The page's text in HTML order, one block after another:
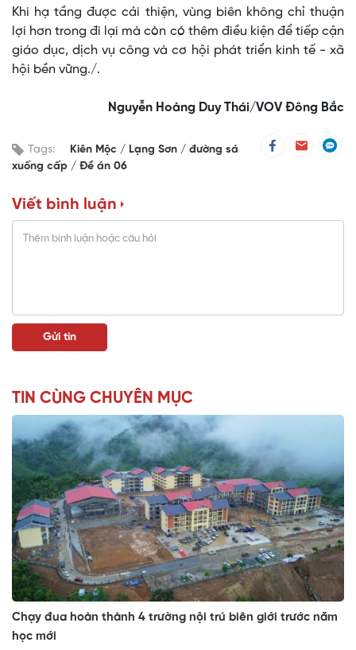
Khi hạ tầng được cải thiện, vùng biên không chỉ thuận
lợi hơn trong đi lại mà còn có thêm điều kiện để tiếp cận
giáo dục, dịch vụ công và cơ hội phát triển kinh tế - xã
hội bền vững./.
Nguyễn Hoàng Duy Thái/VOV Đông Bắc
Tags: Kiên Mộc Lạng Sơn
đường sá
xuống cấp
Đề án 06
Viết bình luận
TIN CÙNG CHUYÊN MỤC
Chạy đua hoàn thành 4 trường nội trú biên giới trước năm
học mới